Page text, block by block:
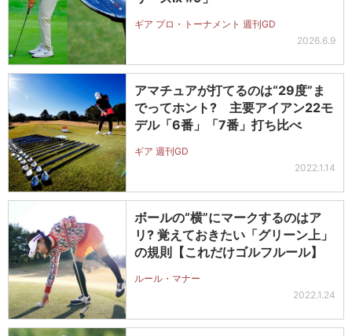
ギア プロ・トーナメント 週刊GD
2026.6.9
アマチュアが打てるのは“29度”ま
でってホント? 主要アイアン22モ
デル「6番」「7番」打ち比べ
ギア 週刊GD
2022.1.14
ボールの“横”にマークするのはア
リ? 覚えておきたい「グリーン上」
の規則【これだけゴルフルール】
ルール・マナー
2022.1.24